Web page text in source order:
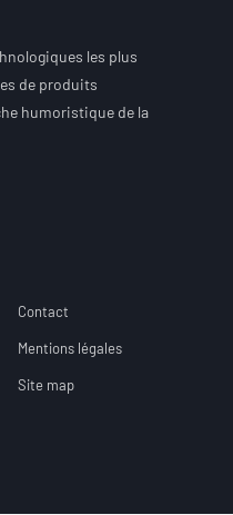
les plus
de produits
humoristique de la
Contact
Mentions légales
Site map